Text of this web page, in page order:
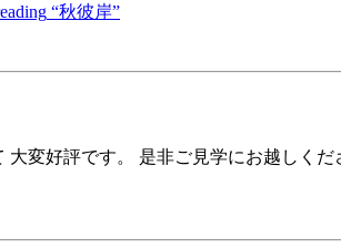
“秋彼岸”
大変好評です。 是非ご見学にお越し